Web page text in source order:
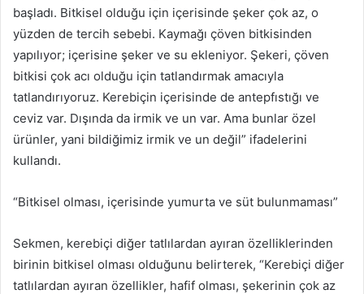
başladı. Bitkisel olduğu için içerisinde şeker çok az, o
yüzden de tercih sebebi. Kaymağı çöven bitkisinden
yapılıyor; içerisine şeker ve su ekleniyor. Şekeri, çöven
bitkisi çok acı olduğu için tatlandırmak amacıyla
tatlandırıyoruz. Kerebiçin içerisinde de antepfıstığı ve
ceviz var. Dışında da irmik ve un var. Ama bunlar özel
ürünler, yani bildiğimiz irmik ve un değil” ifadelerini
kullandı.
“Bitkisel olması, içerisinde yumurta ve süt bulunmaması”
Sekmen, kerebiçi diğer tatlılardan ayıran özelliklerinden
birinin bitkisel olması olduğunu belirterek, “Kerebiçi diğer
tatlılardan ayıran özellikler, hafif olması, şekerinin çok az